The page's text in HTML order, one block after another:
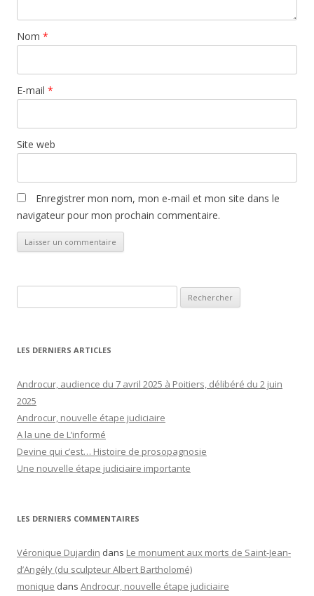
Nom *
E-mail *
Site web
Enregistrer mon nom, mon e-mail et mon site dans le
navigateur pour mon prochain commentaire.
LES DERNIERS ARTICLES
Androcur, audience du 7 avril 2025 à Poitiers, délibéré du 2 juin
2025
Androcur, nouvelle étape judiciaire
A la une de L’informé
Devine qui c’est… Histoire de prosopagnosie
Une nouvelle étape judiciaire importante
LES DERNIERS COMMENTAIRES
Véronique Dujardin dans Le monument aux morts de Saint-Jean-
d’Angély (du sculpteur Albert Bartholomé)
monique dans Androcur, nouvelle étape judiciaire